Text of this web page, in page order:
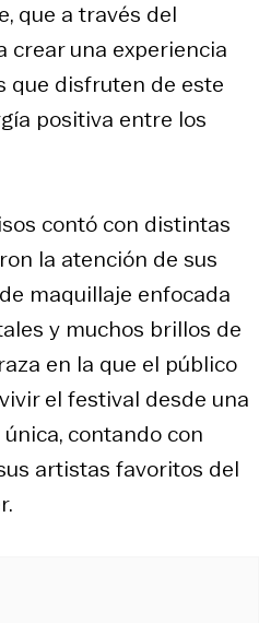
que a través del
crear una experiencia
que disfruten de este
positiva entre los
contó con distintas
la atención de sus
maquillaje enfocada
y muchos brillos de
en la que el público
el festival desde una
contando con
artistas favoritos del